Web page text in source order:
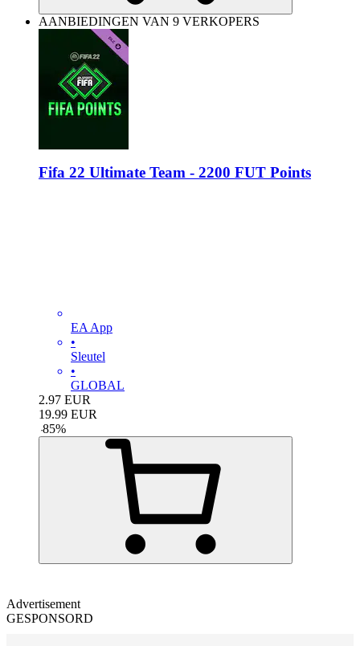
AANBIEDINGEN VAN 9 VERKOPERS
Fifa 22 Ultimate Team - 2200 FUT Points
EA App
•
Sleutel
•
GLOBAL
2.97 EUR
19.99 EUR
-85%
Advertisement
GESPONSORD